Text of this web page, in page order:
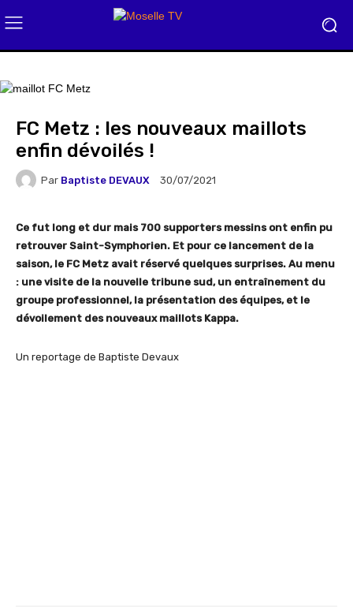
FC Metz : les nouveaux maillots
enfin dévoilés !
Par Baptiste DEVAUX 30/07/2021
Ce fut long et dur mais 700 supporters messins ont enfin pu
retrouver Saint-Symphorien. Et pour ce lancement de la
saison, le FC Metz avait réservé quelques surprises. Au menu
: une visite de la nouvelle tribune sud, un entraînement du
groupe professionnel, la présentation des équipes, et le
dévoilement des nouveaux maillots Kappa.
Un reportage de Baptiste Devaux